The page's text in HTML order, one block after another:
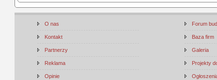
O nas
Kontakt
Partnerzy
Reklama
Opinie
Forum
Baza firm
Galeria
Projekty